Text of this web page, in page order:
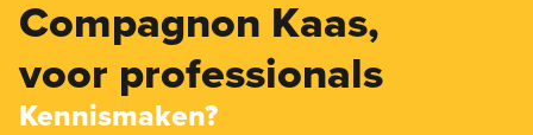
Compagnon Kaas,
voor professionals
Kennismaken?